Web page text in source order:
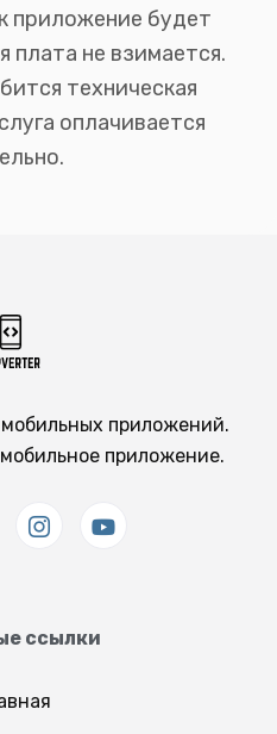
приложение будет
плата не взимается.
техническая
оплачивается
приложений.
приложение.
ссылки